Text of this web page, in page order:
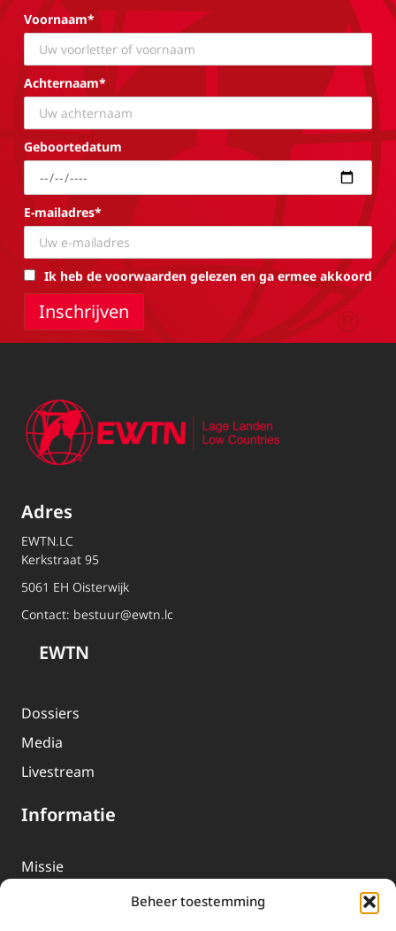
Beheer toestemming
Voornaam*
Achternaam*
Geboortedatum
E-mailadres*
Ik heb de voorwaarden gelezen en ga ermee akkoord
Adres
EWTN.LC
Kerkstraat 95
5061 EH Oisterwijk
Contact: bestuur@ewtn.lc
EWTN
Dossiers
Media
Livestream
Informatie
Missie